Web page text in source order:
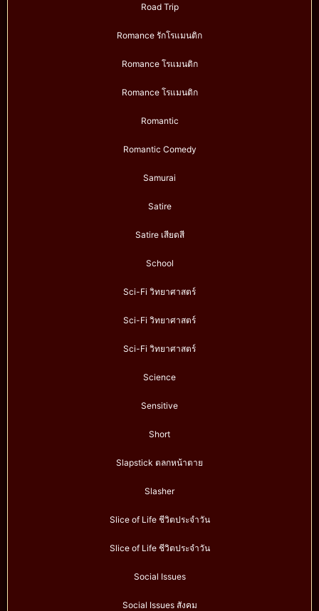
Road Trip
Romance รักโรแมนติก
Romance โรแมนติก
Romance โรแมนติก
Romantic
Romantic Comedy
Samurai
Satire
Satire เสียดสี
School
Sci-Fi วิทยาศาสตร์
Sci-Fi วิทยาศาสตร์
Sci-Fi วิทยาศาสตร์
Science
Sensitive
Short
Slapstick ตลกหน้าตาย
Slasher
Slice of Life ชีวิตประจำวัน
Slice of Life ชีวิตประจำวัน
Social Issues
Social Issues สังคม